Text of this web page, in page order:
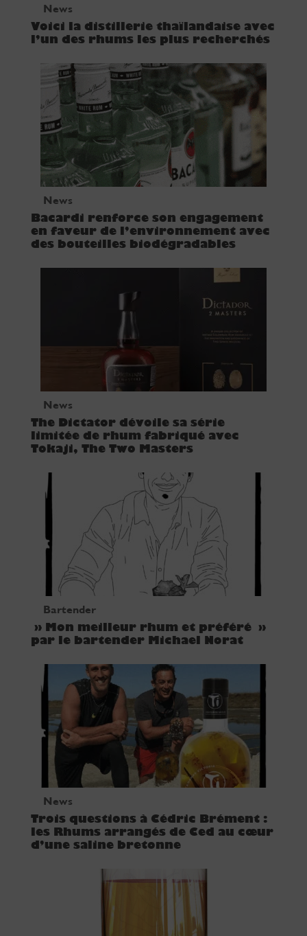
News
Voici la distillerie thaïlandaise avec
l’un des rhums les plus recherchés
News
Bacardi renforce son engagement
en faveur de l’environnement avec
des bouteilles biodégradables
News
The Dictator dévoile sa série
limitée de rhum fabriqué avec
Tokaji, The Two Masters
Bartender
» Mon meilleur rhum et préféré »
par le bartender Michael Norat
News
Trois questions à Cédric Brément :
les Rhums arrangés de Ced au cœur
d’une saline bretonne